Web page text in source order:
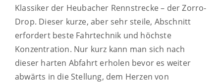
Klassiker der Heubacher Rennstrecke – der Zorro-
Drop. Dieser kurze, aber sehr steile, Abschnitt
erfordert beste Fahrtechnik und höchste
Konzentration. Nur kurz kann man sich nach
dieser harten Abfahrt erholen bevor es weiter
abwärts in die Stellung, dem Herzen von